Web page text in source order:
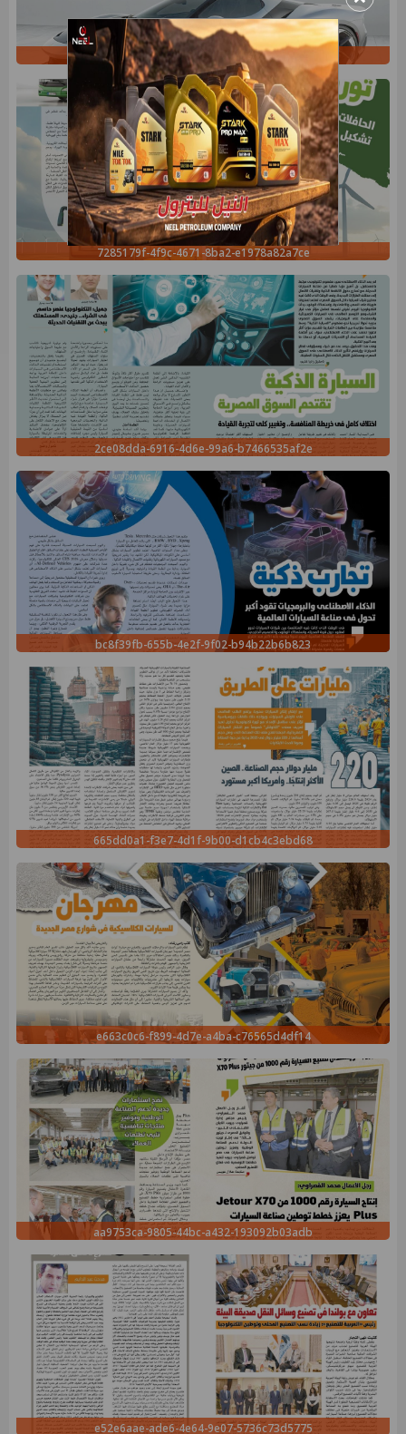
d2ab022d-d0b8-45ed-a4e5-b7d85e885d98
7285179f-4f9c-4671-8ba2-e1978a82a7ce
2ce08dda-6916-4d6e-99a6-b7466535af2e
bc8f39fb-655b-4e2f-9f02-b94b22b6b823
665dd0a1-f3e7-4d1f-9b00-d1cb4c3ebd68
e663c0c6-f899-4d7e-a4ba-c76565d4df14
aa9753ca-9805-44bc-a432-193092b03adb
e52e6aae-ade6-4e64-9e07-5736c73d5775